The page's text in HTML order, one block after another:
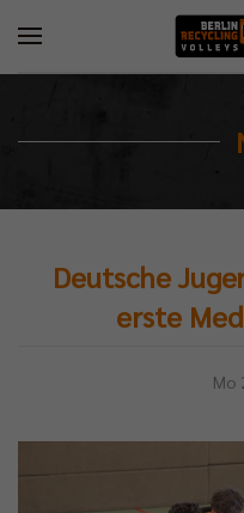
Deutsche
erste
Mo